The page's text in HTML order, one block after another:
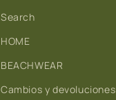
Search
HOME
BEACHWEAR
Cambios y devoluciones